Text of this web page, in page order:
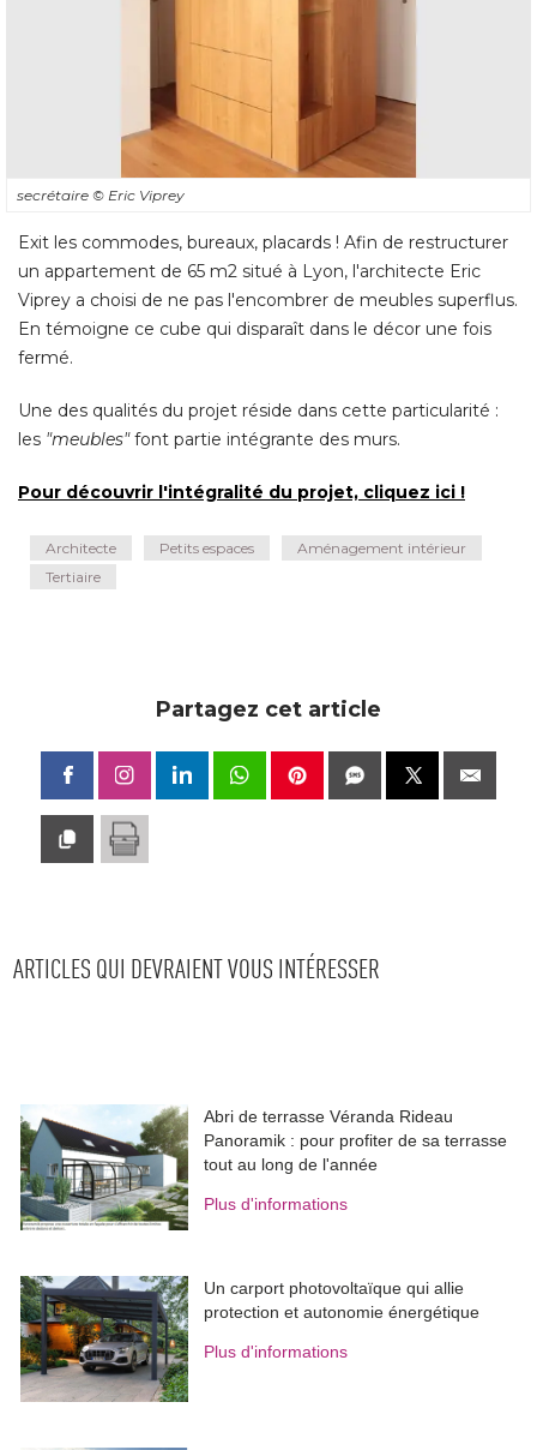
secrétaire © Eric Viprey
Exit les commodes, bureaux, placards ! Afin de restructurer
un appartement de 65 m2 situé à Lyon, l'architecte Eric
Viprey a choisi de ne pas l'encombrer de meubles superflus.
En témoigne ce cube qui disparaît dans le décor une fois
fermé.
Une des qualités du projet réside dans cette particularité :
les "meubles" font partie intégrante des murs.
Pour découvrir l'intégralité du projet, cliquez ici !
Architecte Petits espaces
Aménagement intérieur
Tertiaire
Partagez cet article
ARTICLES QUI DEVRAIENT VOUS INTÉRESSER
Abri de terrasse Véranda Rideau
Panoramik : pour profiter de sa terrasse
tout au long de l'année
Plus d'informations
Un carport photovoltaïque qui allie
protection et autonomie énergétique
Plus d'informations